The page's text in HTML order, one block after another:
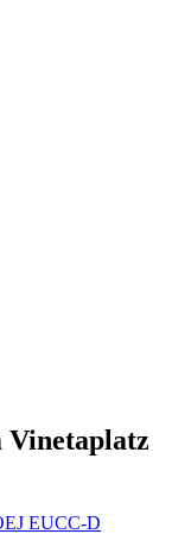
Vinetaplatz
EUCC-D